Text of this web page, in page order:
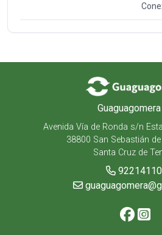
Avenida Vía de Ronda s/n
38800 San Sebastián
Santa Cruz de